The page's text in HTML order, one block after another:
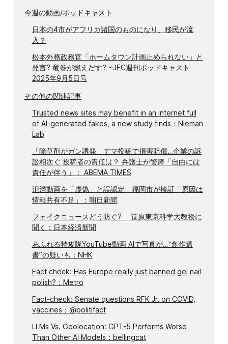
今週の動画/ポッドキャスト
日本の4市がアフリカ諸国のものになり、移民が流
入？
松本外務政務官「ホームタウン計画止められない」と
発言? 竜巻が燃えだす? ~JFC週刊ポッドキャスト
2025年9月5日号
その他の関連記事
Trusted news sites may benefit in an internet full
of AI-generated fakes, a new study finds：Nieman
Lab
「除草剤がガン誘発」デマ投稿で損害賠償…企業の訴
訟相次ぐ 投稿者の責任は？ 弁護士が警鐘「自由には
責任が伴う」： ABEMA TIMES
氾濫動画を「虚偽」と誤認定 福岡市が検証「原因は
情報共有不足」：朝日新聞
フェイクニュースどう防ぐ? 笹原東京科学大教授に
聞く：日本経済新聞
あふれる特攻隊YouTube動画 AIで写真が…“創作遺
書”の疑いも：NHK
Fact check: Has Europe really just banned gel nail
polish?：Metro
Fact-check: Senate questions RFK Jr. on COVID,
vaccines：@politifact
LLMs Vs. Geolocation: GPT-5 Performs Worse
Than Other AI Models：bellingcat